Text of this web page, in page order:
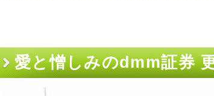
愛と憎しみのdmm証券